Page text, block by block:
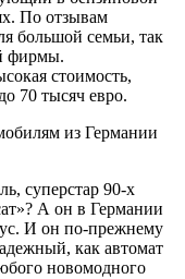
По отзывам
большой семьи, так
фирмы.
стоимость,
70 тысяч евро.
суперстар 90-х
А он в Германии
И он по-прежнему
как автомат
новомодного